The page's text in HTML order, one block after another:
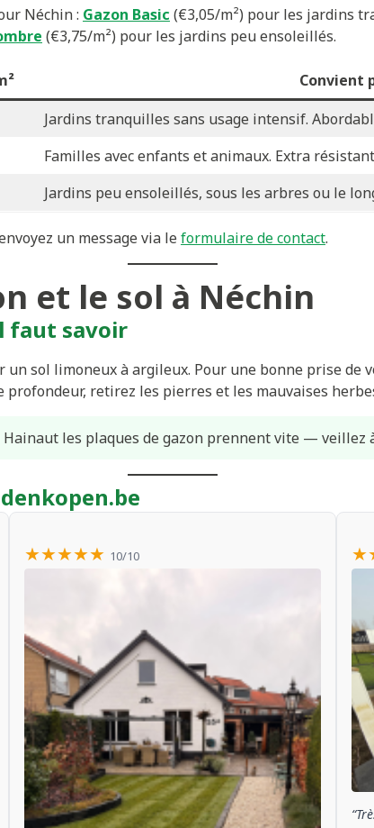
Néchin : Gazon Basic (€3,05/m²) pour les jardins
(€3,75/m²) pour les jardins peu ensoleillés.
Convient
Jardins tranquilles sans usage intensif.
Familles avec enfants et animaux. Extra
Jardins peu ensoleillés, sous les arbres ou le
un message via leformulaire de contact.
et le sol à Néchin
faut savoir
sol limoneux à argileux. Pour une bonne prise de
profondeur, retirez les pierres et les mauvaises
les plaques de gazon prennent vite — veillez
★★★★★ 10/10